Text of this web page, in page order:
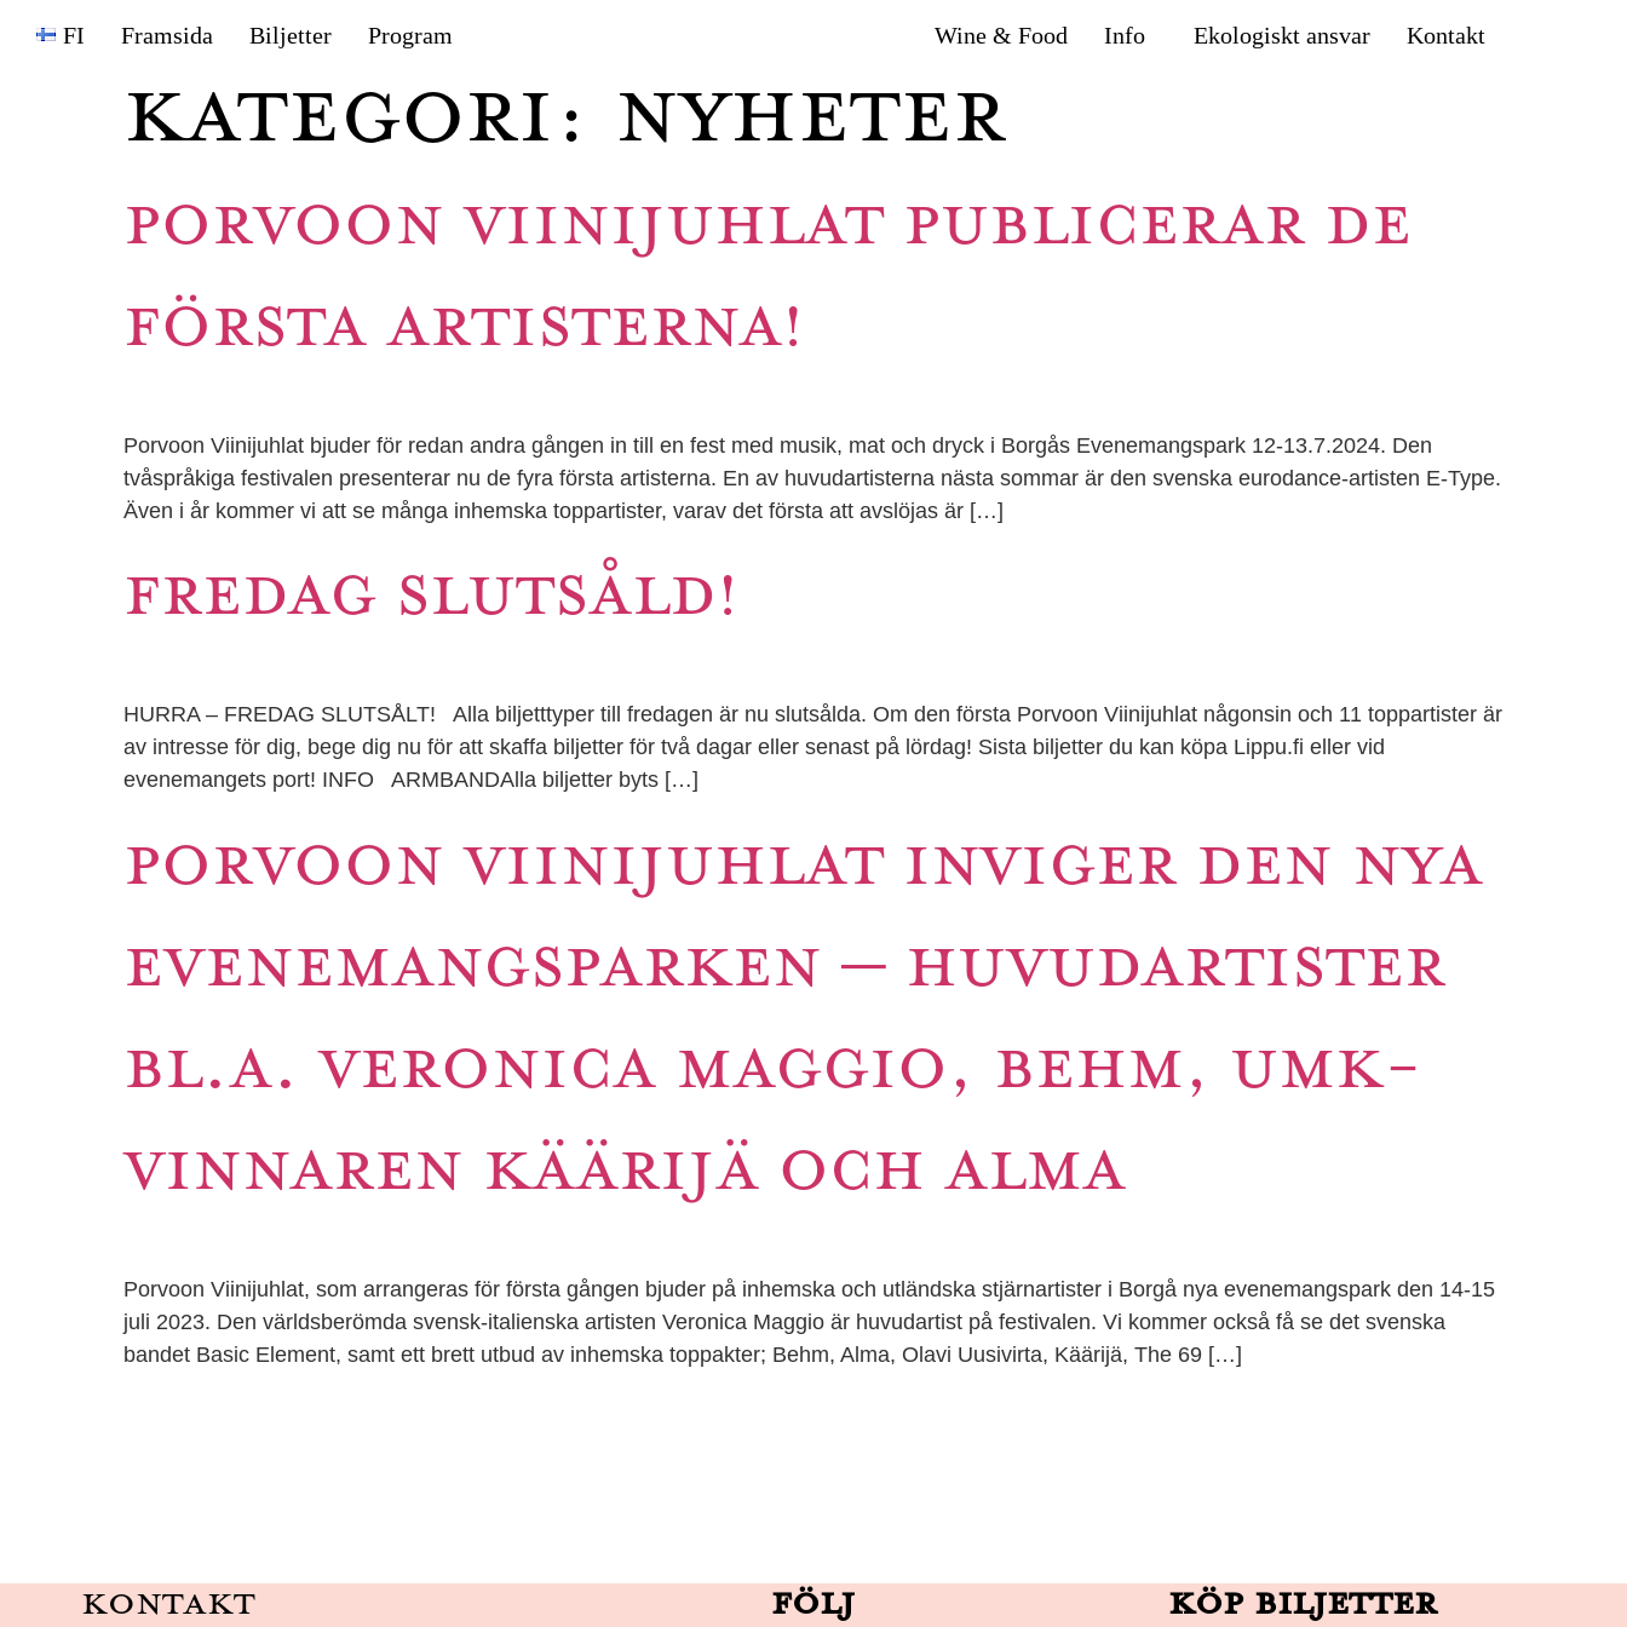
FI Framsida Biljetter Program Wine & Food Info Ekologiskt ansvar Kontakt
Kategori: Nyheter
PORVOON VIINIJUHLAT PUBLICERAR DE
FÖRSTA ARTISTERNA!
Porvoon Viinijuhlat bjuder för redan andra gången in till en fest med musik, mat och dryck i Borgås Evenemangspark 12-13.7.2024. Den
tvåspråkiga festivalen presenterar nu de fyra första artisterna. En av huvudartisterna nästa sommar är den svenska eurodance-artisten E-Type.
Även i år kommer vi att se många inhemska toppartister, varav det första att avslöjas är […]
FREDAG SLUTSÅLD!
HURRA – FREDAG SLUTSÅLT! Alla biljetttyper till fredagen är nu slutsålda. Om den första Porvoon Viinijuhlat någonsin och 11 toppartister är
av intresse för dig, bege dig nu för att skaffa biljetter för två dagar eller senast på lördag! Sista biljetter du kan köpa Lippu.fi eller vid
evenemangets port! INFO ARMBANDAlla biljetter byts […]
PORVOON VIINIJUHLAT INVIGER DEN NYA
EVENEMANGSPARKEN – HUVUDARTISTER
BL.A. VERONICA MAGGIO, BEHM, UMK-
VINNAREN KÄÄRIJÄ OCH ALMA
Porvoon Viinijuhlat, som arrangeras för första gången bjuder på inhemska och utländska stjärnartister i Borgå nya evenemangspark den 14-15
juli 2023. Den världsberömda svensk-italienska artisten Veronica Maggio är huvudartist på festivalen. Vi kommer också få se det svenska
bandet Basic Element, samt ett brett utbud av inhemska toppakter; Behm, Alma, Olavi Uusivirta, Käärijä, The 69 […]
Kontakt
Följ
Köp biljetter